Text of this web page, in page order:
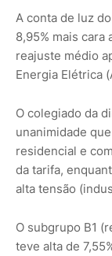
A conta de luz
8,95% mais
reajuste médio
Energia Elétrica
O colegiado da
unanimidade
residencial e
da tarifa,
alta tensão
O subgrupo B1
teve alta de